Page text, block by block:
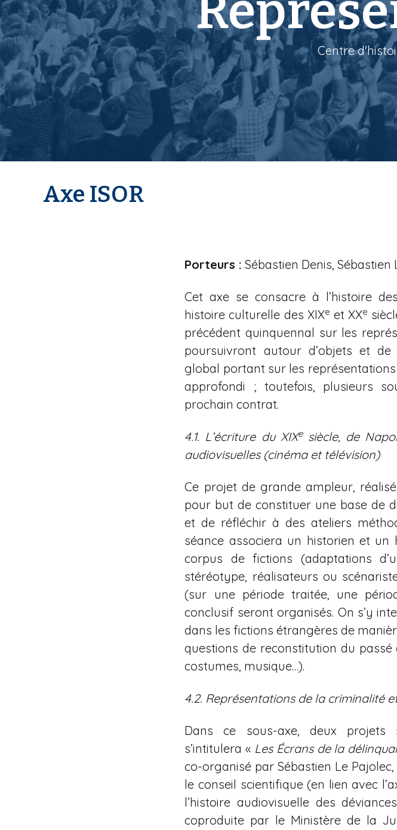
p
a
Centre
Axe ISOR
Porteurs : Sébastien Denis, Sébastien
Cet axe se consacre à l’histoire
histoire culturelle des XIXe et XXe
précédent quinquennal sur les
poursuivront autour d’objets et
global portant sur les représentations
approfondi ; toutefois, plusieurs
prochain contrat.
4.1. L’écriture du XIXesiècle, de
audiovisuelles (cinéma et télévision)
Ce projet de grande ampleur,
pour but de constituer une base de
et de réfléchir à des ateliers
séance associera un historien et
corpus de fictions (adaptations
stéréotype, réalisateurs ou
(sur une période traitée, une
conclusif seront organisés. On s’y
dans les fictions étrangères de
questions de reconstitution du
costumes, musique…).
4.2. Représentations de la criminalité
Dans ce sous-axe, deux projets
s’intitulera « Les Écrans de la
co-organisé par Sébastien Le
le conseil scientifique (en lien avec
l’histoire audiovisuelle des
coproduite par le Ministère de la